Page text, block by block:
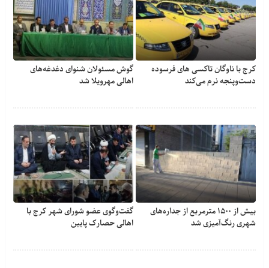
کرج با ناوگان تاکسی های فرسوده
دست‌وپنجه نرم می‌کند
گوش مسئولان شنوای دغدغه‎‌های
اهالی مهرویلا شد
بیش از ۱۵۰۰ مترمربع از جداره‌های
شهری رنگ‌آمیزی شد
گفت‌وگوی عضو شورای شهر کرج با
اهالی حصارک پایین